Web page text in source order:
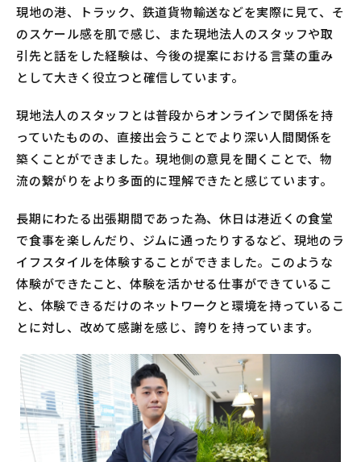
現地の港、トラック、鉄道貨物輸送などを実際に見て、そ
のスケール感を肌で感じ、また現地法人のスタッフや取
引先と話をした経験は、今後の提案における言葉の重み
として大きく役立つと確信しています。
現地法人のスタッフとは普段からオンラインで関係を持
っていたものの、直接出会うことでより深い人間関係を
築くことができました。現地側の意見を聞くことで、物
流の繋がりをより多面的に理解できたと感じています。
長期にわたる出張期間であった為、休日は港近くの食堂
で食事を楽しんだり、ジムに通ったりするなど、現地のラ
イフスタイルを体験することができました。このような
体験ができたこと、体験を活かせる仕事ができているこ
と、体験できるだけのネットワークと環境を持っているこ
とに対し、改めて感謝を感じ、誇りを持っています。